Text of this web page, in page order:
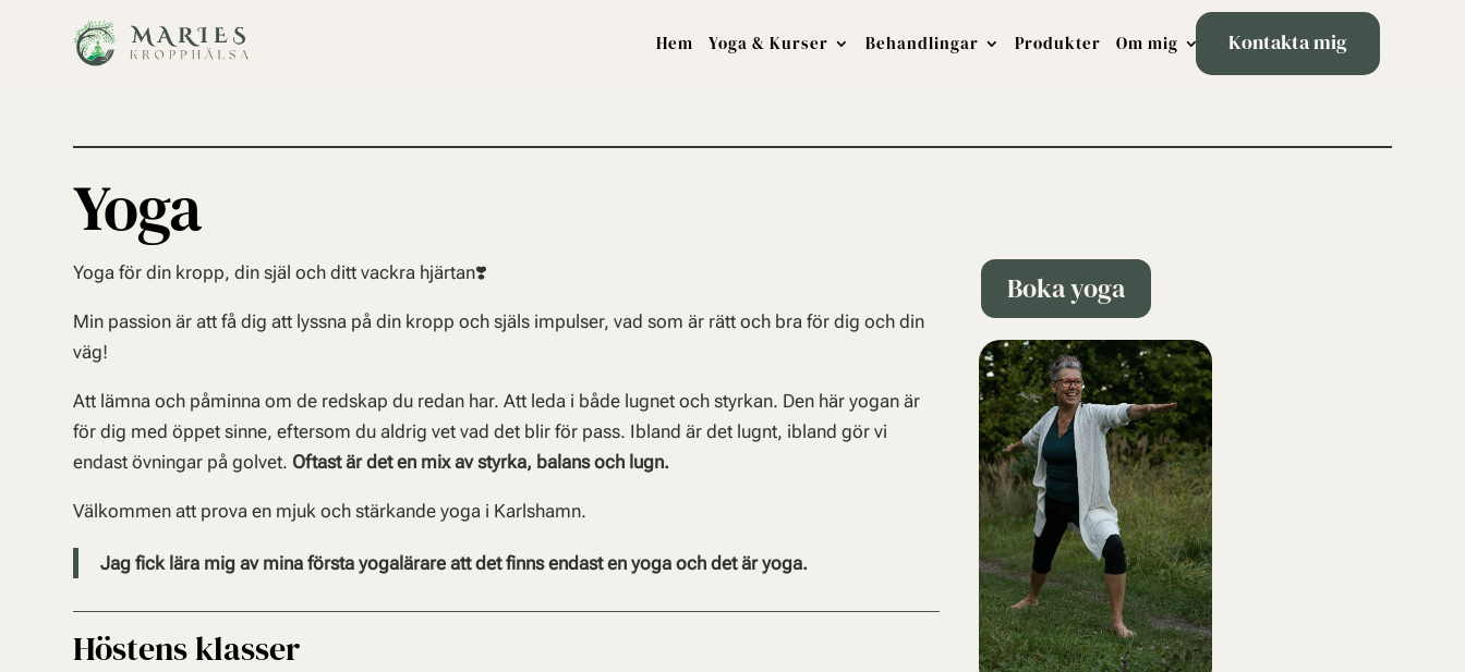
Hem Yoga & Kurser Behandlingar Produkter Om mig Kontakta mig
Yoga
Yoga för din kropp, din själ och ditt vackra hjärtan❣️
Min passion är att få dig att lyssna på din kropp och själs impulser, vad som är rätt och bra för dig och din
väg!
Att lämna och påminna om de redskap du redan har. Att leda i både lugnet och styrkan. Den här yogan är
för dig med öppet sinne, eftersom du aldrig vet vad det blir för pass. Ibland är det lugnt, ibland gör vi
endast övningar på golvet. Oftast är det en mix av styrka, balans och lugn.
Välkommen att prova en mjuk och stärkande yoga i Karlshamn.
Jag fick lära mig av mina första yogalärare att det finns endast en yoga och det är yoga.
Höstens klasser
Boka yoga